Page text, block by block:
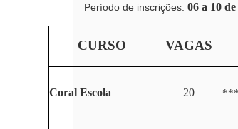
Período de inscrições: 06 a 10
CURSO VAGAS
Coral Escola 20